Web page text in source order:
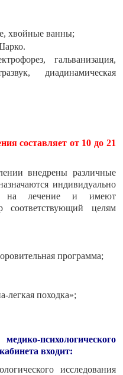
хвойные ванны;
гальванизация,
диадинамическая
составляет от 10 до 21
внедрены различные
индивидуально
на лечение и имеют
соответствующий целям
программа;
легкая походка»;
психологического
входит:
исследования